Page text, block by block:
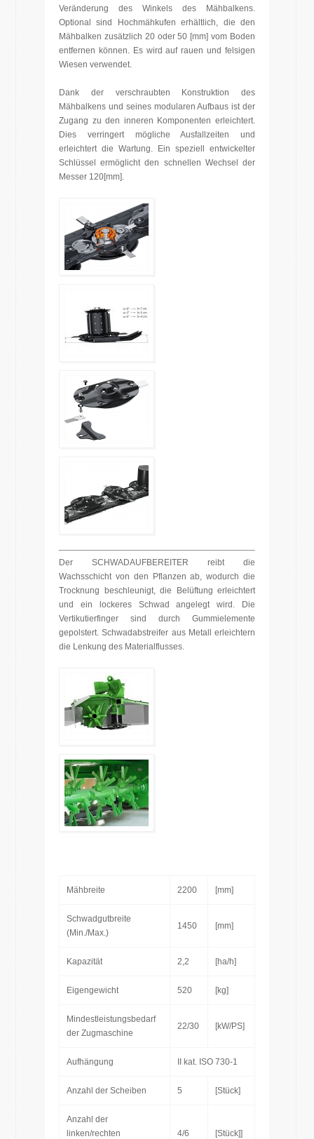
Veränderung des Winkels des Mähbalkens.
Optional sind Hochmähkufen erhältlich, die den
Mähbalken zusätzlich 20 oder 50 [mm] vom Boden
entfernen können. Es wird auf rauen und felsigen
Wiesen verwendet.
Dank der verschraubten Konstruktion des
Mähbalkens und seines modularen Aufbaus ist der
Zugang zu den inneren Komponenten erleichtert.
Dies verringert mögliche Ausfallzeiten und
erleichtert die Wartung. Ein speziell entwickelter
Schlüssel ermöglicht den schnellen Wechsel der
Messer 120[mm].
Der SCHWADAUFBEREITER reibt die
Wachsschicht von den Pflanzen ab, wodurch die
Trocknung beschleunigt, die Belüftung erleichtert
und ein lockeres Schwad angelegt wird. Die
Vertikutierfinger sind durch Gummielemente
gepolstert. Schwadabstreifer aus Metall erleichtern
die Lenkung des Materialflusses.
Mähbreite 2200 [mm]
Schwadgutbreite
(Min./Max.)
1450 [mm]
Kapazität 2,2 [ha/h]
Eigengewicht 520 [kg]
Mindestleistungsbedarf
der Zugmaschine
22/30 [kW/PS]
Aufhängung II kat. ISO 730-1
Anzahl der Scheiben 5 [Stück]
Anzahl der
linken/rechten
4/6 [Stück]]